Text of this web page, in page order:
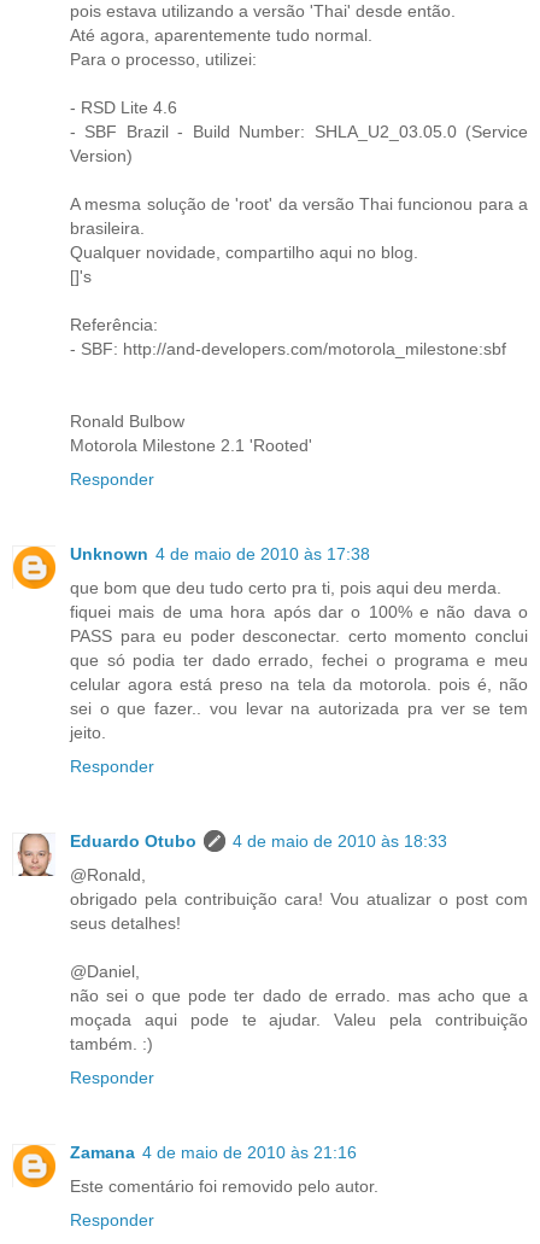
pois estava utilizando a versão 'Thai' desde então.
Até agora, aparentemente tudo normal.
Para o processo, utilizei:
- RSD Lite 4.6
- SBF Brazil - Build Number: SHLA_U2_03.05.0 (Service
Version)
A mesma solução de 'root' da versão Thai funcionou para a
brasileira.
Qualquer novidade, compartilho aqui no blog.
[]'s
Referência:
- SBF: http://and-developers.com/motorola_milestone:sbf
Ronald Bulbow
Motorola Milestone 2.1 'Rooted'
Responder
Unknown 4 de maio de 2010 às 17:38
que bom que deu tudo certo pra ti, pois aqui deu merda.
fiquei mais de uma hora após dar o 100% e não dava o
PASS para eu poder desconectar. certo momento conclui
que só podia ter dado errado, fechei o programa e meu
celular agora está preso na tela da motorola. pois é, não
sei o que fazer.. vou levar na autorizada pra ver se tem
jeito.
Responder
Eduardo Otubo
4 de maio de 2010 às 18:33
@Ronald,
obrigado pela contribuição cara! Vou atualizar o post com
seus detalhes!
@Daniel,
não sei o que pode ter dado de errado. mas acho que a
moçada aqui pode te ajudar. Valeu pela contribuição
também. :)
Responder
Zamana 4 de maio de 2010 às 21:16
Este comentário foi removido pelo autor.
Responder